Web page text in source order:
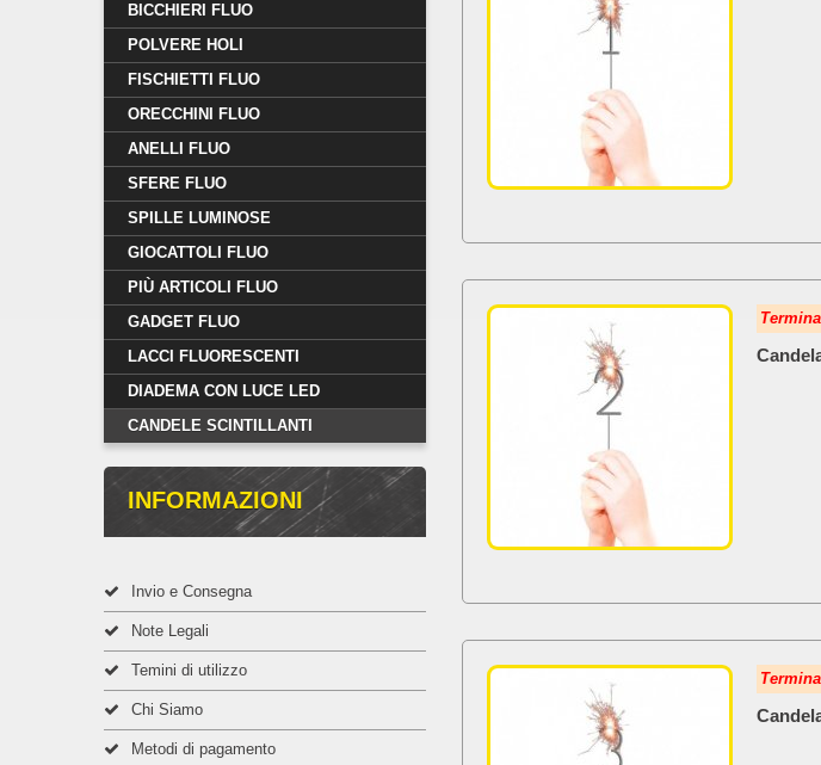
BICCHIERI FLUO
POLVERE HOLI
FISCHIETTI FLUO
ORECCHINI FLUO
ANELLI FLUO
SFERE FLUO
SPILLE LUMINOSE
GIOCATTOLI FLUO
PIÙ ARTICOLI FLUO
GADGET FLUO
LACCI FLUORESCENTI
DIADEMA CON LUCE LED
CANDELE SCINTILLANTI
INFORMAZIONI
Invio e Consegna
Note Legali
Temini di utilizzo
Chi Siamo
Metodi di pagamento